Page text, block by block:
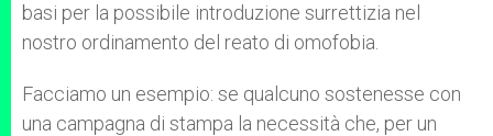
basi per la possibile introduzione surrettizia nel
nostro ordinamento del reato di omofobia.
Facciamo un esempio: se qualcuno sostenesse con
una campagna di stampa la necessità che, per un